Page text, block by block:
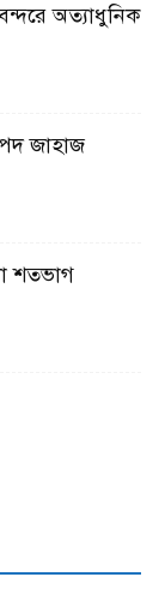
অত্যাধুনিক
জাহাজ
শতভাগ